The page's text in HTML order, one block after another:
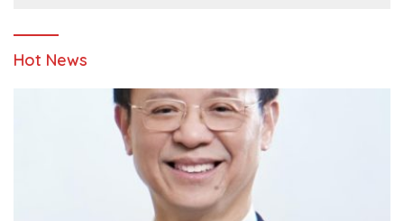
Hot News